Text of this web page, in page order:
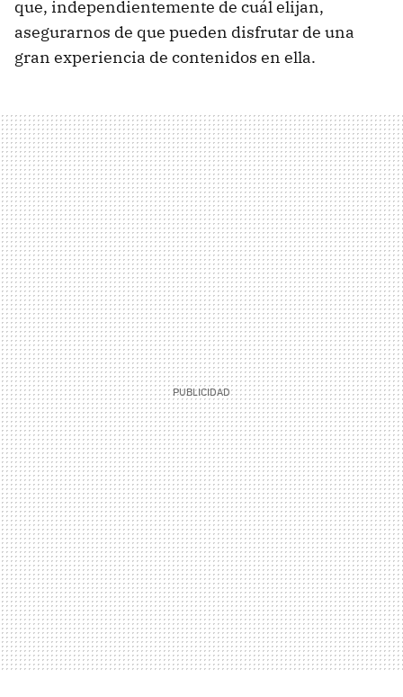
que, independientemente de cuál elijan,
asegurarnos de que pueden disfrutar de una
gran experiencia de contenidos en ella.